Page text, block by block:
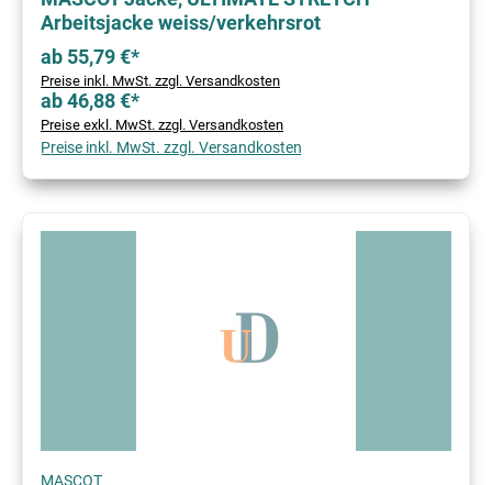
Arbeitsjacke weiss/verkehrsrot
ab 55,79 €*
Preise inkl. MwSt. zzgl. Versandkosten
ab 46,88 €*
Preise exkl. MwSt. zzgl. Versandkosten
Preise inkl. MwSt. zzgl. Versandkosten
MASCOT